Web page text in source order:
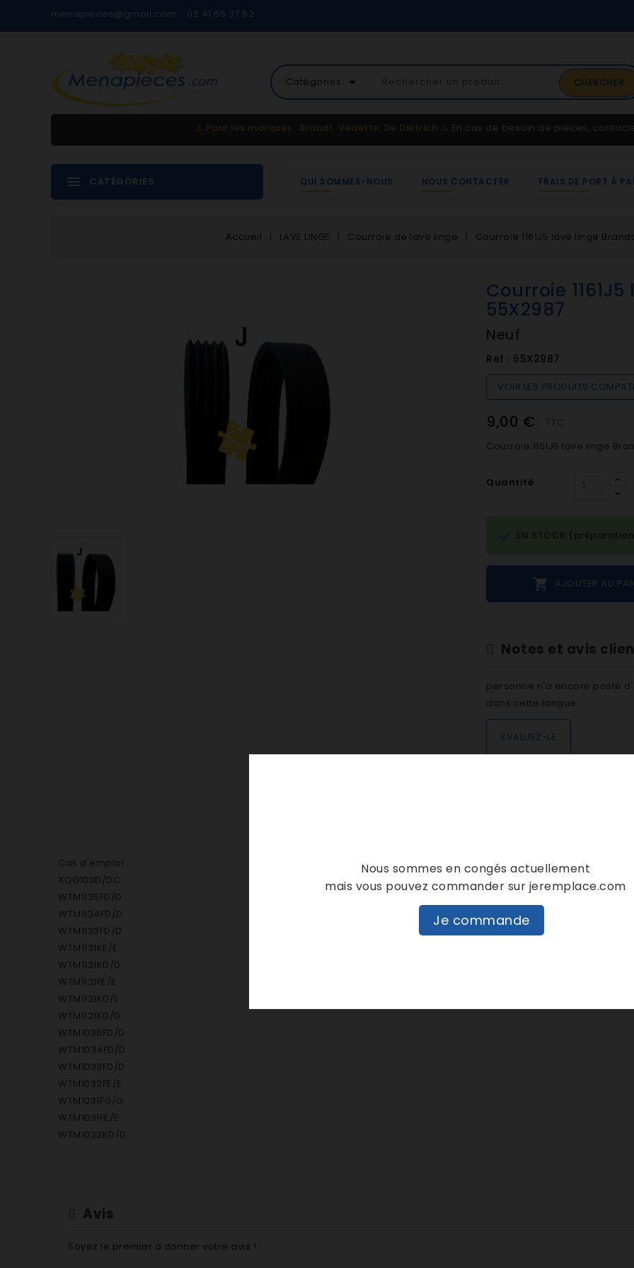
menapieces@gmail.com 02 41 65 37 52
Catégories arrow_drop_down CHERCHER
02 41 65 37 52
Service client
⚠️ Pour les marques : Brandt, Vedette, De Dietrich ⚠️ En cas de besoin de pièces,
CATÉGORIES QUI SOMMES-NOUS NOUS CONTACTER FRAIS DE PORT À
Accueil LAVE LINGE Courroie de lave linge Courroie 1161J5 lave linge
Courroie
55X2987
Neuf
Ref : 55X2987
VOIR LES PRODUITS
9,00 €
Courroie 1161J5 lave linge
Quantité
 AJOUTER AU
EN STOCK
Notes et avis
personne n'a encore posté
dans cette langue
EVALUEZ-LE
Cas d'emploi :
XQG100D/DC
WTM1135FD/D
WTM1134FD/D
WTM1133FD/D
WTM1131KE/E
WTM1131KD/D
WTM1131FE/E
WTM1121KD/E
WTM1121KD/D
WTM1035FD/D
WTM1034FD/D
WTM1033FD/D
WTM1032FE/E
WTM1031FG/G
WTM1031FE/E
WTM1022KD/D
WTM1021ED/D
WTM0932FD/D
Avis
Soyez le premier à donner votre avis !
Nous sommes en congés actuellement
mais vous pouvez commander sur jeremplace.com
Je commande